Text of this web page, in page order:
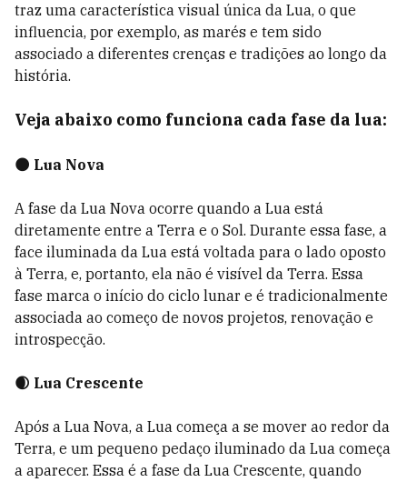
traz uma característica visual única da Lua, o que
influencia, por exemplo, as marés e tem sido
associado a diferentes crenças e tradições ao longo da
história.
Veja abaixo como funciona cada fase da lua:
🌑 Lua Nova
A fase da Lua Nova ocorre quando a Lua está
diretamente entre a Terra e o Sol. Durante essa fase, a
face iluminada da Lua está voltada para o lado oposto
à Terra, e, portanto, ela não é visível da Terra. Essa
fase marca o início do ciclo lunar e é tradicionalmente
associada ao começo de novos projetos, renovação e
introspecção.
🌒 Lua Crescente
Após a Lua Nova, a Lua começa a se mover ao redor da
Terra, e um pequeno pedaço iluminado da Lua começa
a aparecer. Essa é a fase da Lua Crescente, quando